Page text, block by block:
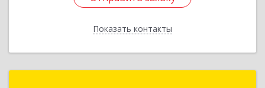
Показать контакты
Назад